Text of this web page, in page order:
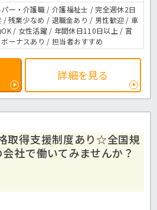
パー・介護職 / 介護福祉士 / 完全週休2日
/ 残業少なめ / 退職金あり / 男性歓迎 / 車
/ 女性活躍 / 年間休日110日以上 / 賞
ボーナスあり / 担当者おすすめ
詳細を見る
取得支援制度あり☆全国規
社で働いてみませんか？